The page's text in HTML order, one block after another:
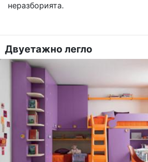
неразборията.
Двуетажно легло